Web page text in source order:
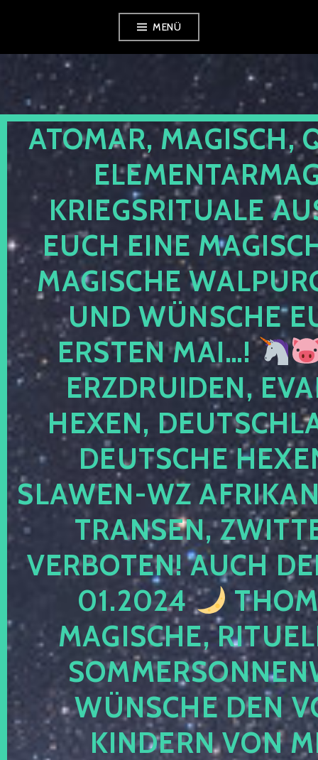
springen
MENÜ
ATOMAR, MAGISCH,
KRIEGSRITUALE
EUCH EINE
MAGISCHE
UND WÜNSCHE
ERSTEN MAI…!
ERZDRUIDEN,
HEXEN,
DEUTSCHE
SLAWEN-WZ
TRANSEN,
VERBOTEN! AUCH
01.2024
MAGISCHE,
WÜNSCHE DEN
KINDERN VON